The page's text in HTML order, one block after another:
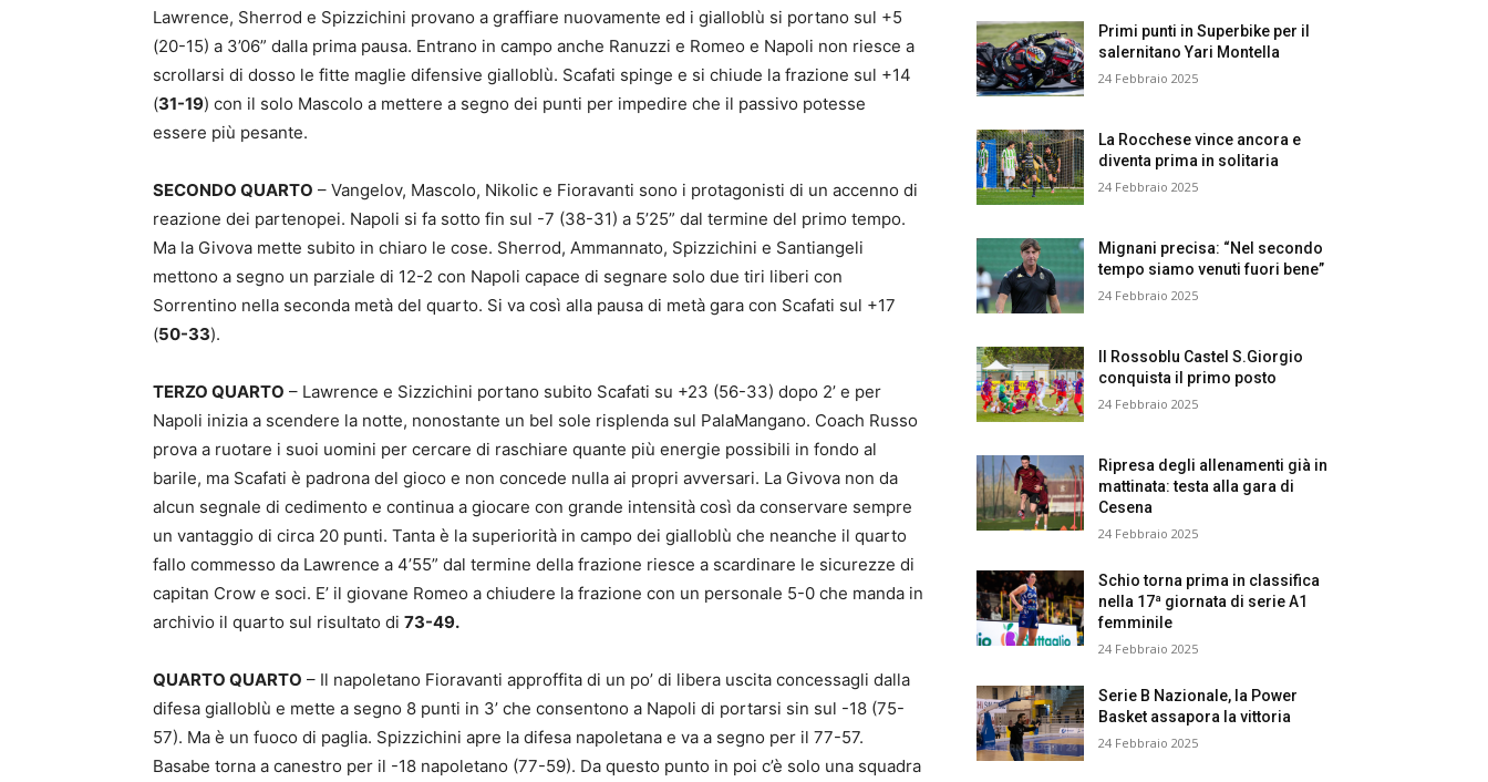
Lawrence, Sherrod e Spizzichini provano a graffiare nuovamente ed i gialloblù si portano sul +5
(20-15) a 3’06” dalla prima pausa. Entrano in campo anche Ranuzzi e Romeo e Napoli non riesce a
scrollarsi di dosso le fitte maglie difensive gialloblù. Scafati spinge e si chiude la frazione sul +14
(31-19) con il solo Mascolo a mettere a segno dei punti per impedire che il passivo potesse
essere più pesante.
SECONDO QUARTO – Vangelov, Mascolo, Nikolic e Fioravanti sono i protagonisti di un accenno di
reazione dei partenopei. Napoli si fa sotto fin sul -7 (38-31) a 5’25” dal termine del primo tempo.
Ma la Givova mette subito in chiaro le cose. Sherrod, Ammannato, Spizzichini e Santiangeli
mettono a segno un parziale di 12-2 con Napoli capace di segnare solo due tiri liberi con
Sorrentino nella seconda metà del quarto. Si va così alla pausa di metà gara con Scafati sul +17
(50-33).
TERZO QUARTO – Lawrence e Sizzichini portano subito Scafati su +23 (56-33) dopo 2’ e per
Napoli inizia a scendere la notte, nonostante un bel sole risplenda sul PalaMangano. Coach Russo
prova a ruotare i suoi uomini per cercare di raschiare quante più energie possibili in fondo al
barile, ma Scafati è padrona del gioco e non concede nulla ai propri avversari. La Givova non da
alcun segnale di cedimento e continua a giocare con grande intensità così da conservare sempre
un vantaggio di circa 20 punti. Tanta è la superiorità in campo dei gialloblù che neanche il quarto
fallo commesso da Lawrence a 4’55” dal termine della frazione riesce a scardinare le sicurezze di
capitan Crow e soci. E’ il giovane Romeo a chiudere la frazione con un personale 5-0 che manda in
archivio il quarto sul risultato di 73-49.
QUARTO QUARTO – Il napoletano Fioravanti approffita di un po’ di libera uscita concessagli dalla
difesa gialloblù e mette a segno 8 punti in 3’ che consentono a Napoli di portarsi sin sul -18 (75-
57). Ma è un fuoco di paglia. Spizzichini apre la difesa napoletana e va a segno per il 77-57.
Basabe torna a canestro per il -18 napoletano (77-59). Da questo punto in poi c’è solo una squadra
Primi punti in Superbike per il
salernitano Yari Montella
24 Febbraio 2025
La Rocchese vince ancora e
diventa prima in solitaria
24 Febbraio 2025
Mignani precisa: “Nel secondo
tempo siamo venuti fuori bene”
24 Febbraio 2025
Il Rossoblu Castel S.Giorgio
conquista il primo posto
24 Febbraio 2025
Ripresa degli allenamenti già in
mattinata: testa alla gara di
Cesena
24 Febbraio 2025
Schio torna prima in classifica
nella 17ª giornata di serie A1
femminile
24 Febbraio 2025
Serie B Nazionale, la Power
Basket assapora la vittoria
24 Febbraio 2025